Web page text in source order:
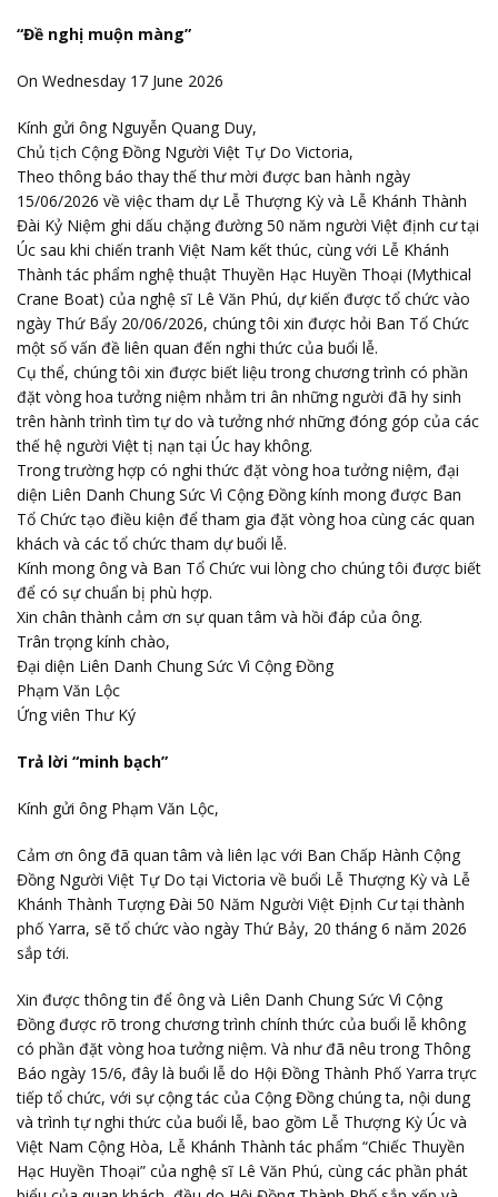
“Đề nghị muộn màng”
On Wednesday 17 June 2026
Kính gửi ông Nguyễn Quang Duy,
Chủ tịch Cộng Đồng Người Việt Tự Do Victoria,
Theo thông báo thay thế thư mời được ban hành ngày
15/06/2026 về việc tham dự Lễ Thượng Kỳ và Lễ Khánh Thành
Đài Kỷ Niệm ghi dấu chặng đường 50 năm người Việt định cư tại
Úc sau khi chiến tranh Việt Nam kết thúc, cùng với Lễ Khánh
Thành tác phẩm nghệ thuật Thuyền Hạc Huyền Thoại (Mythical
Crane Boat) của nghệ sĩ Lê Văn Phú, dự kiến được tổ chức vào
ngày Thứ Bẩy 20/06/2026, chúng tôi xin được hỏi Ban Tổ Chức
một số vấn đề liên quan đến nghi thức của buổi lễ.
Cụ thể, chúng tôi xin được biết liệu trong chương trình có phần
đặt vòng hoa tưởng niệm nhằm tri ân những người đã hy sinh
trên hành trình tìm tự do và tưởng nhớ những đóng góp của các
thế hệ người Việt tị nạn tại Úc hay không.
Trong trường hợp có nghi thức đặt vòng hoa tưởng niệm, đại
diện Liên Danh Chung Sức Vì Cộng Đồng kính mong được Ban
Tổ Chức tạo điều kiện để tham gia đặt vòng hoa cùng các quan
khách và các tổ chức tham dự buổi lễ.
Kính mong ông và Ban Tổ Chức vui lòng cho chúng tôi được biết
để có sự chuẩn bị phù hợp.
Xin chân thành cảm ơn sự quan tâm và hồi đáp của ông.
Trân trọng kính chào,
Đại diện Liên Danh Chung Sức Vì Cộng Đồng
Phạm Văn Lộc
Ứng viên Thư Ký
Trả lời “minh bạch”
Kính gửi ông Phạm Văn Lộc,
Cảm ơn ông đã quan tâm và liên lạc với Ban Chấp Hành Cộng
Đồng Người Việt Tự Do tại Victoria về buổi Lễ Thượng Kỳ và Lễ
Khánh Thành Tượng Đài 50 Năm Người Việt Định Cư tại thành
phố Yarra, sẽ tổ chức vào ngày Thứ Bảy, 20 tháng 6 năm 2026
sắp tới.
Xin được thông tin để ông và Liên Danh Chung Sức Vì Cộng
Đồng được rõ trong chương trình chính thức của buổi lễ không
có phần đặt vòng hoa tưởng niệm. Và như đã nêu trong Thông
Báo ngày 15/6, đây là buổi lễ do Hội Đồng Thành Phố Yarra trực
tiếp tổ chức, với sự cộng tác của Cộng Đồng chúng ta, nội dung
và trình tự nghi thức của buổi lễ, bao gồm Lễ Thượng Kỳ Úc và
Việt Nam Cộng Hòa, Lễ Khánh Thành tác phẩm “Chiếc Thuyền
Hạc Huyền Thoại” của nghệ sĩ Lê Văn Phú, cùng các phần phát